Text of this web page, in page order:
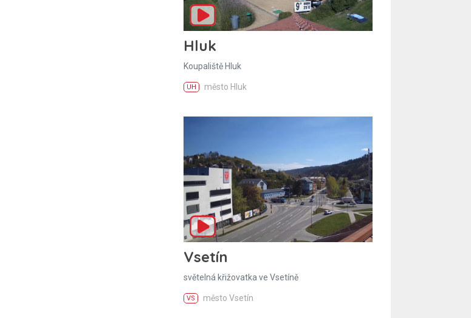
Hluk
Koupaliště Hluk
UH město Hluk
Vsetín
světelná křižovatka ve Vsetíně
VS město Vsetín